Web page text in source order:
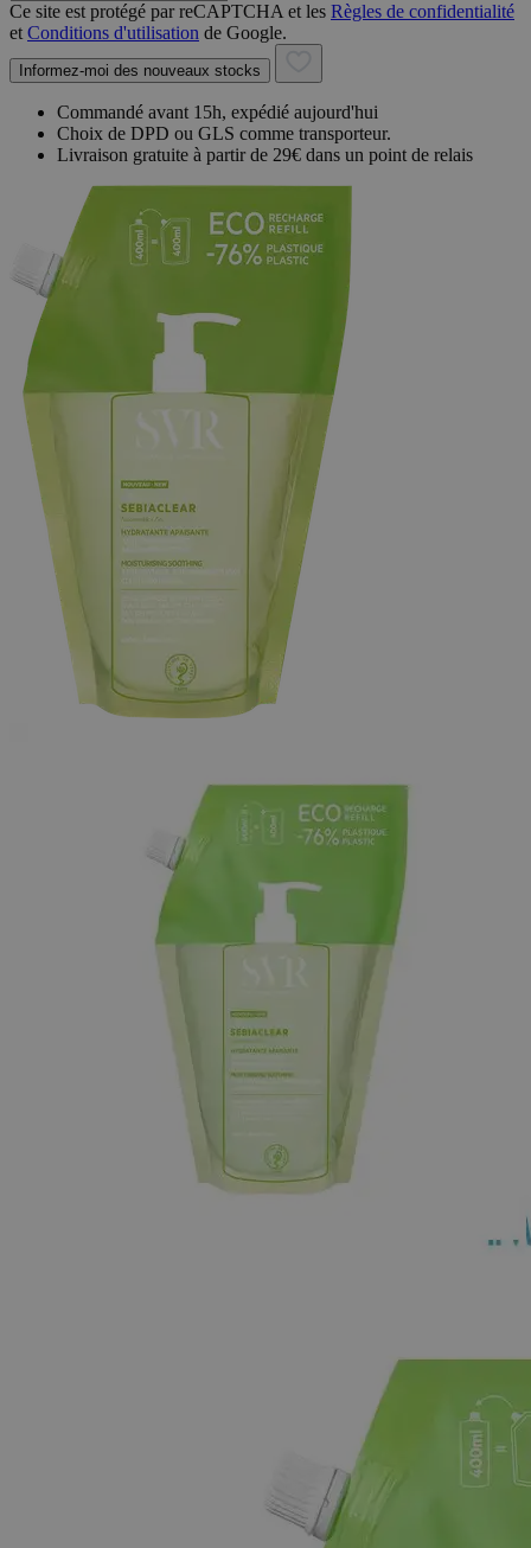
Ce site est protégé par reCAPTCHA et les Règles de confidentialité
et Conditions d'utilisation de Google.
Informez-moi des nouveaux stocks
Commandé avant 15h, expédié aujourd'hui
Choix de DPD ou GLS comme transporteur.
Livraison gratuite à partir de 29€ dans un point de relais